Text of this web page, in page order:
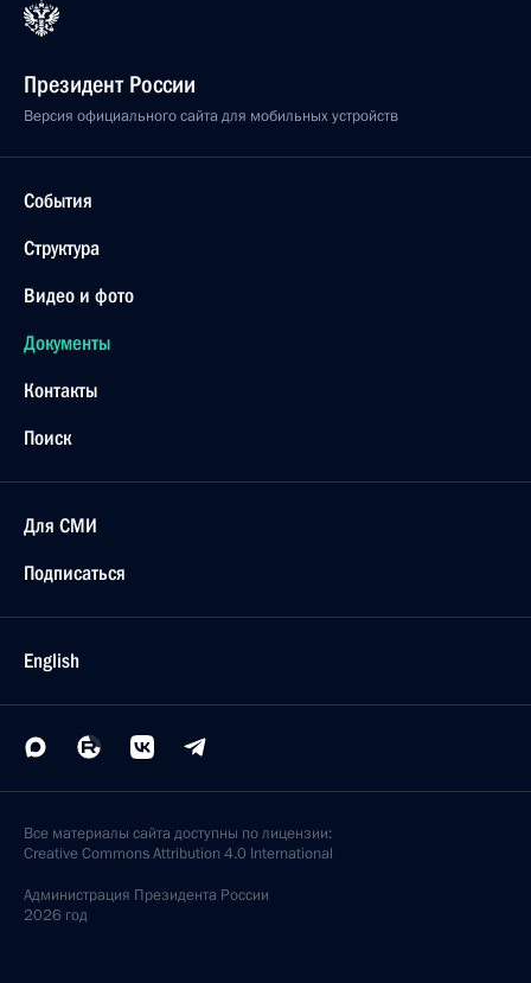
Президент России
Версия официального сайта для мобильных устройств
События
Структура
Видео и фото
Документы
Контакты
Поиск
Для СМИ
Подписаться
English
Все материалы сайта доступны по лицензии:
Creative Commons Attribution 4.0 International
Администрация Президента России
2026 год